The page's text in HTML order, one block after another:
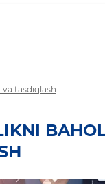
tasdiqlash